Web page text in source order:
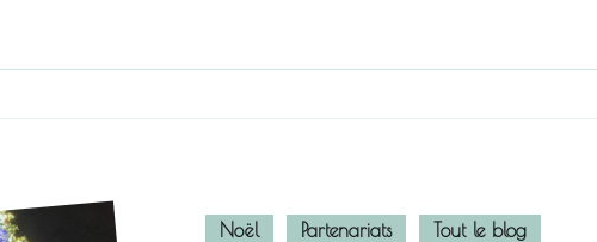
Noël Partenariats Tout le blog